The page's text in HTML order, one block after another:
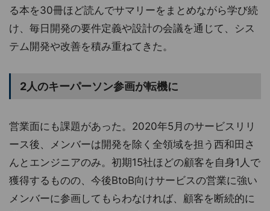
る本を30冊ほど読んでサマリーをまとめながら学び続
け、毎日開発の要件定義や設計の会議を通じて、シス
テム開発や改善を積み重ねてきた。
2人のキーパーソン参画が転機に
営業面にも課題があった。2020年5月のサービスリリ
ース後、メンバーは開発を除く全領域を担う西和田さ
んとエンジニアのみ。初期15社ほどの顧客を自身1人で
獲得するものの、今後BtoB向けサービスの営業に強い
メンバーに参画してもらわなければ、顧客を断続的に